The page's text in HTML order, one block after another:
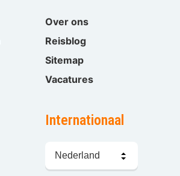
Over ons
Reisblog
Sitemap
Vacatures
Internationaal
kiezen